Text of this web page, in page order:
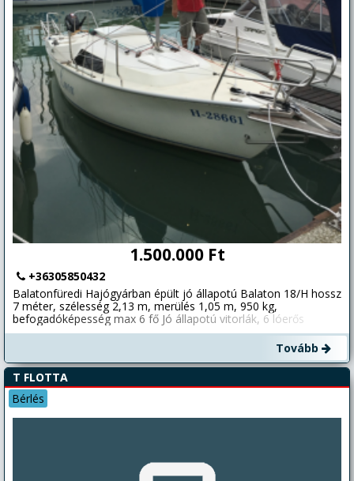
1.500.000 Ft
+36305850432
Balatonfüredi Hajógyárban épült jó állapotú Balaton 18/H hossz
7 méter, szélesség 2,13 m, merülés 1,05 m, 950 kg,
befogadóképesség max 6 fő Jó állapotú vitorlák, 6 lóerős
négyütemű Yamaha motor, tároló kocsi (nem rendszámos),
2028-ig érvényes hajólevél Tavaly még használatban volt,
jelenleg parton tárolva Alsóörsön, azonnal hajózható
Tovább
T FLOTTA
Bérlés